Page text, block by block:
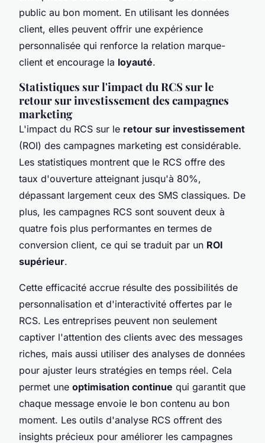
public au bon moment. En utilisant les données
client, elles peuvent offrir une expérience
personnalisée qui renforce la relation marque-
client et encourage la loyauté.
Statistiques sur l'impact du RCS sur le
retour sur investissement des campagnes
marketing
L'impact du RCS sur le retour sur investissement
(ROI) des campagnes marketing est considérable.
Les statistiques montrent que le RCS offre des
taux d'ouverture atteignant jusqu'à 80%,
dépassant largement ceux des SMS classiques. De
plus, les campagnes RCS sont souvent deux à
quatre fois plus performantes en termes de
conversion client, ce qui se traduit par un ROI
supérieur.
Cette efficacité accrue résulte des possibilités de
personnalisation et d'interactivité offertes par le
RCS. Les entreprises peuvent non seulement
captiver l'attention des clients avec des messages
riches, mais aussi utiliser des analyses de données
pour ajuster leurs stratégies en temps réel. Cela
permet une optimisation continue qui garantit que
chaque message envoie le bon contenu au bon
moment. Les outils d'analyse RCS offrent des
insights précieux pour améliorer les campagnes